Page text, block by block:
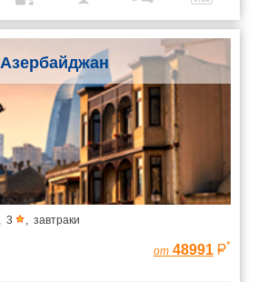
Азербайджан
3
завтраки
от 48991 *